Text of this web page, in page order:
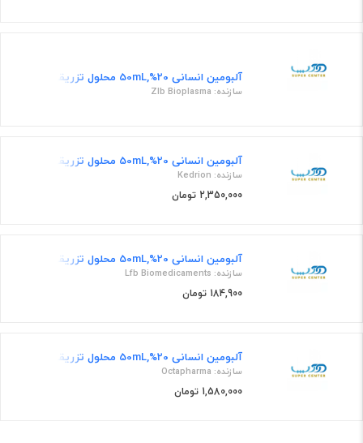
آلبومین انسانی 20%,50mL محلول تزریقی
سازنده: Zlb Bioplasma
آلبومین انسانی 20%,50mL محلول تزریقی
سازنده: Kedrion
2,350,000 تومان
آلبومین انسانی 20%,50mL محلول تزریقی
سازنده: Lfb Biomedicaments
184,900 تومان
آلبومین انسانی 20%,50mL محلول تزریقی
سازنده: Octapharma
1,580,000 تومان